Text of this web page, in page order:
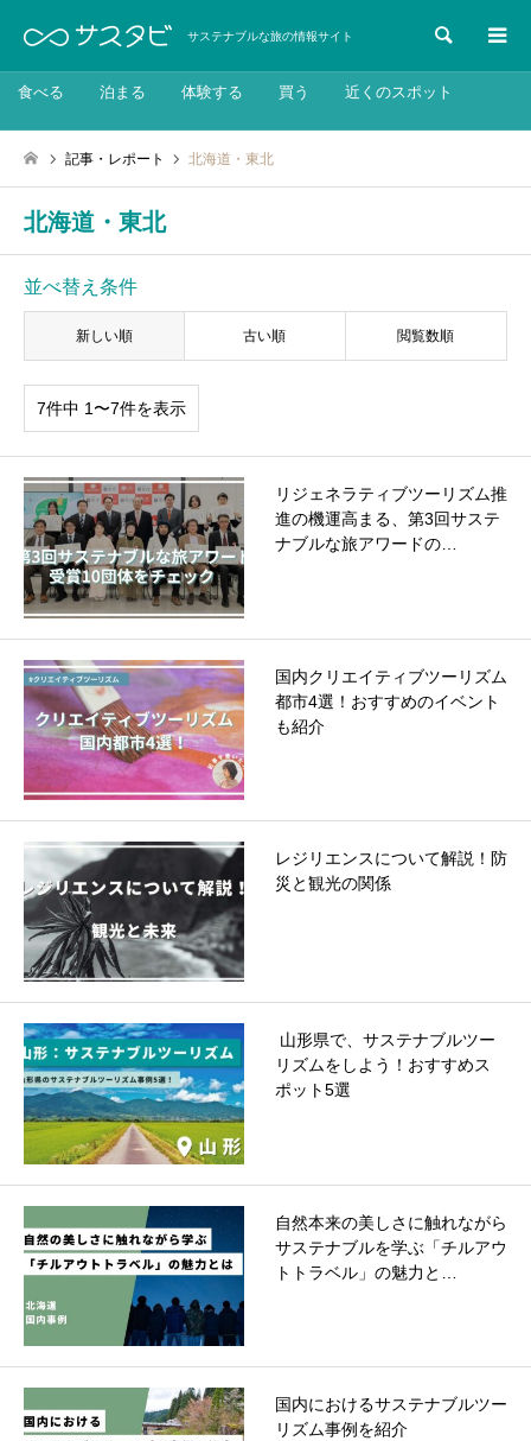
サステナブルな旅の情報サイト 検索
食べる 泊まる 体験する 買う 近くのスポット
記事・レポート 北海道・東北
北海道・東北
並べ替え条件
新しい順 古い順 閲覧数順
7件中 1〜7件を表示
リジェネラティブツーリズム推
進の機運高まる、第3回サステ
ナブルな旅アワードの…
国内クリエイティブツーリズム
都市4選！おすすめのイベント
も紹介
レジリエンスについて解説！防
災と観光の関係
山形県で、サステナブルツー
リズムをしよう！おすすめス
ポット5選
自然本来の美しさに触れながら
サステナブルを学ぶ「チルアウ
トトラベル」の魅力と…
国内におけるサステナブルツー
リズム事例を紹介